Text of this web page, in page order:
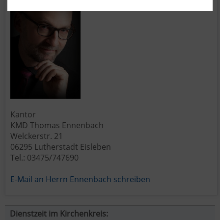
Kantor
KMD Thomas Ennenbach
Welckerstr. 21
06295 Lutherstadt Eisleben
Tel.: 03475/747690
E-Mail an Herrn Ennenbach schreiben
Dienstzeit im Kirchenkreis: